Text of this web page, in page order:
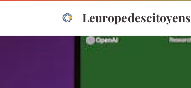
Leuropedescitoyens